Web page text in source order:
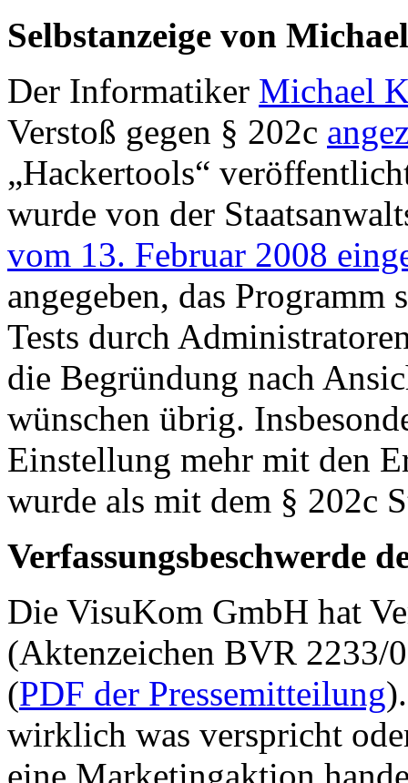
Selbstanzeige von
Der Informatiker Michael
Verstoß gegen § 202c
„Hackertools“
wurde von der
vom 13. Februar 2008
angegeben, das
Tests durch
die Begründung nach
wünschen übrig.
Einstellung mehr mit den
wurde als mit dem § 202c
Verfassungsbeschwerde
Die VisuKom GmbH hat
(Aktenzeichen BVR 2233/
(PDF der Pressemitteilung
wirklich was verspricht